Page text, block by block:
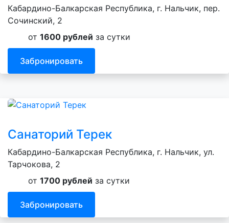
Кабардино-Балкарская Республика, г. Нальчик, пер.
Сочинский, 2
от 1600 рублей за сутки
Забронировать
Санаторий Терек
Кабардино-Балкарская Республика, г. Нальчик, ул.
Тарчокова, 2
от 1700 рублей за сутки
Забронировать